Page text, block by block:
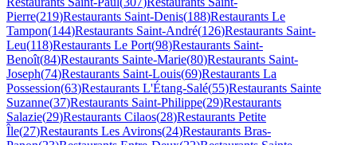
Pierre(219)Restaurants Saint-Denis(188)Restaurants Le
Tampon(144)Restaurants Saint-André(126)Restaurants Saint-
Leu(118)Restaurants Le Port(98)Restaurants Saint-
Benoît(84)Restaurants Sainte-Marie(80)Restaurants Saint-
Joseph(74)Restaurants Saint-Louis(69)Restaurants La
Possession(63)Restaurants L'Étang-Salé(55)Restaurants Sainte
Suzanne(37)Restaurants Saint-Philippe(29)Restaurants
Salazie(29)Restaurants Cilaos(28)Restaurants Petite
Île(27)Restaurants Les Avirons(24)Restaurants Bras-